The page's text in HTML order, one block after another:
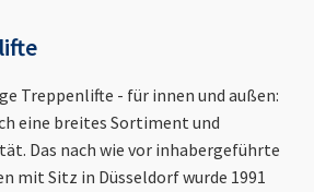
Treppenlifte - für innen und außen:
eine breites Sortiment und
Das nach wie vor inhabergeführte
mit Sitz in Düsseldorf wurde 1991